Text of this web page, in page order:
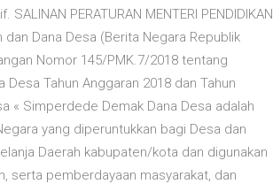
PERATURAN MENTERI PENDIDIKAN
Dana Desa (Berita Negara Republik
Nomor 145/PMK.7/2018 tentang
Tahun Anggaran 2018 dan Tahun
« Simperdede Demak Dana Desa adalah
yang diperuntukkan bagi Desa dan
Daerah kabupaten/kota dan digunakan
serta pemberdayaan masyarakat, dan